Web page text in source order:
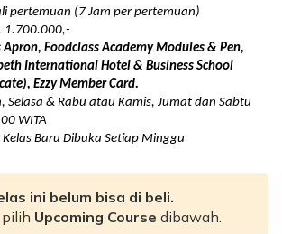
pertemuan (7 Jam per pertemuan)
1.700.000,-
Apron, Foodclass Academy Modules & Pen,
International Hotel & Business School
Ezzy Member Card.
Selasa & Rabu atau Kamis, Jumat dan Sabtu
WITA
Kelas Baru Dibuka Setiap Minggu
ini belum bisa di beli.
Upcoming Course dibawah.